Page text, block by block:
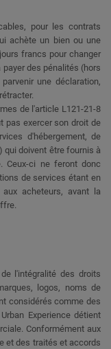
pour les contrats
achète un bien ou une
francs pour changer
des pénalités (hors
une déclaration,
de l'article L121-21-8
pas exercer son droit de
d'hébergement, de
qui doivent être fournis à
Ceux-ci ne feront donc
de services étant en
acheteurs, avant la
l'intégralité des droits
logos, noms de
considérés comme des
Experience détient
Conformément aux
et des traités et accords